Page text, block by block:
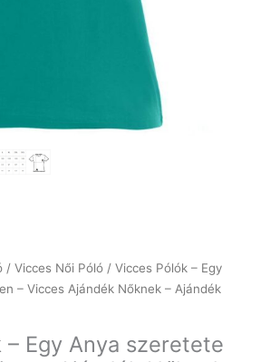
/ Vicces Női Póló / Vicces Pólók – Egy
– Vicces Ajándék Nőknek – Ajándék
– Egy Anya szeretete